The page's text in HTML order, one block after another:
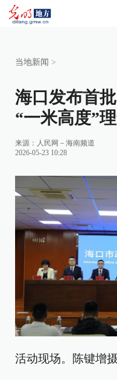
当地新闻 >
海口发布首
“一米高度”
来源： 人民网－海南频道
2026-05-23 10:28
活动现场。陈键增